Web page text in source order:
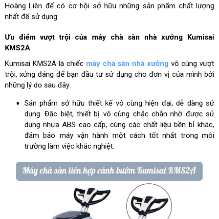
Hoàng Liên để có cơ hội sở hữu những sản phẩm chất lượng
nhất để sử dụng.
Ưu điểm vượt trội của máy chà sàn nhà xưởng Kumisai
KMS2A
Kumisai KMS2A là chiếc máy chà sàn nhà xưởng vô cùng vượt
trội, xứng đáng để bạn đầu tư sử dụng cho đơn vị của mình bởi
những lý do sau đây:
Sản phẩm sở hữu thiết kế vô cùng hiện đại, dễ dàng sử
dụng. Đặc biệt, thiết bị vô cùng chắc chắn nhờ được sử
dụng nhựa ABS cao cấp, cùng các chất liệu bền bỉ khác,
đảm bảo máy vận hành một cách tốt nhất trong môi
trường làm việc khắc nghiệt.